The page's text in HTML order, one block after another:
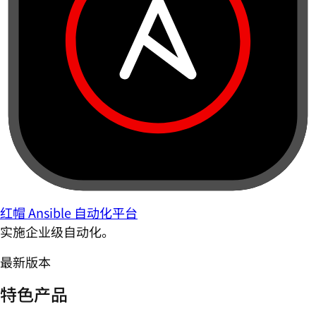
红帽 Ansible 自动化平台
实施企业级自动化。
最新版本
特色产品